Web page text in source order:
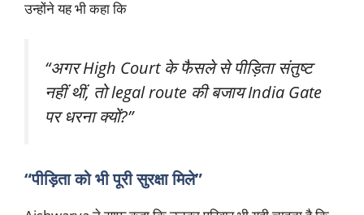
उन्होंने यह भी कहा कि
“अगर High Court के फैसले से पीड़िता संतुष्ट
नहीं थीं, तो legal route की बजाय India Gate
पर धरना क्यों?”
“पीड़िता को भी पूरी सुरक्षा मिले”